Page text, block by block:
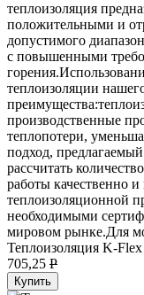
теплоизоляция
положительными и
допустимого
с повышенными
теплоизоляции
производственные
теплопотери,
подход,
рассчитать
работы качественно
теплоизоляционной
необходимыми
мировом рынке.Для
Теплоизоляция K-
705,25 P
Купить